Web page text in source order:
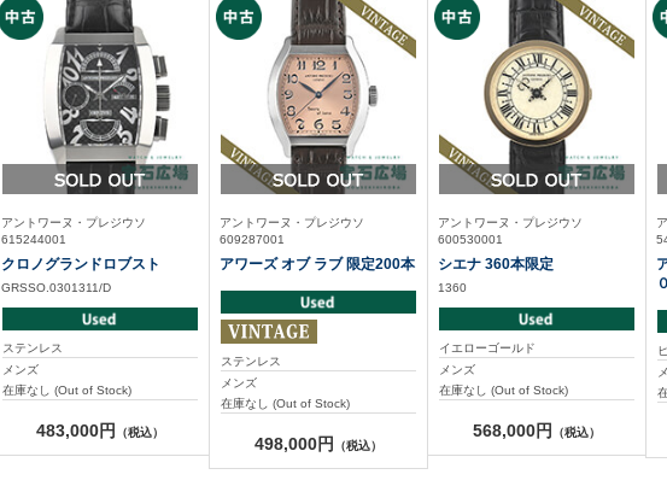
アントワーヌ・プレジウソ
615244001
クロノグランドロブスト
GRSSO.0301311/D
ステンレス
メンズ
在庫なし (Out of Stock)
483,000円 （税込）
アントワーヌ・プレジウソ
609287001
アワーズ オブ ラブ 限定200本
ステンレス
メンズ
在庫なし (Out of Stock)
498,000円 （税込）
アントワーヌ・プレジウソ
600530001
シエナ 360本限定
1360
イエローゴールド
メンズ
在庫なし (Out of Stock)
568,000円 （税込）